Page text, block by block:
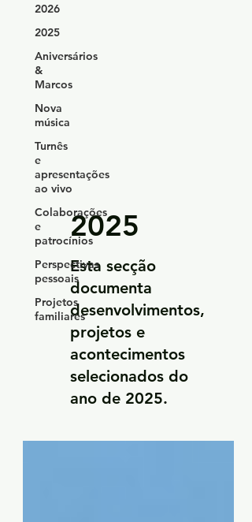
2026
2025
Aniversários
&
Marcos
Nova
música
Turnês
e
apresentações
ao vivo
Colaborações
e
patrocínios
Perspectivas
pessoais
Projetos
familiares
2025
Esta secção
documenta
desenvolvimentos,
projetos e
acontecimentos
selecionados do
ano de 2025.